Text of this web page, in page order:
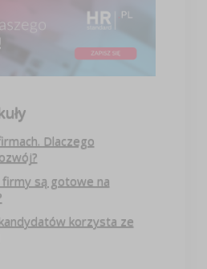
Dlaczego
firmy są gotowe na
korzysta ze